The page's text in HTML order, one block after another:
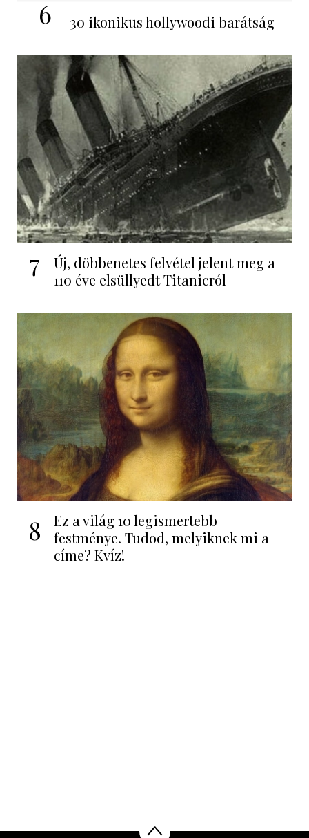
6 30 ikonikus hollywoodi barátság
7
Új, döbbenetes felvétel jelent meg a
110 éve elsüllyedt Titanicról
8
Ez a világ 10 legismertebb
festménye. Tudod, melyiknek mi a
címe? Kvíz!